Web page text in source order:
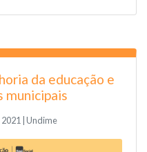
da educação e
municipais
| Undime